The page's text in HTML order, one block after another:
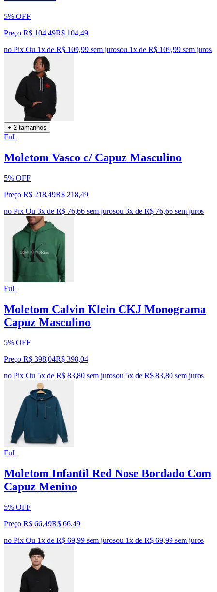
5% OFF
Preço R$ 104,49R$ 104,49
no Pix Ou 1x de R$ 109,99 sem jurosou 1x de R$ 109,99 sem juros
+ 2 tamanhos
Full
Moletom Vasco c/ Capuz Masculino
5% OFF
Preço R$ 218,49R$ 218,49
no Pix Ou 3x de R$ 76,66 sem jurosou 3x de R$ 76,66 sem juros
Full
Moletom Calvin Klein CKJ Monograma
Capuz Masculino
5% OFF
Preço R$ 398,04R$ 398,04
no Pix Ou 5x de R$ 83,80 sem jurosou 5x de R$ 83,80 sem juros
Full
Moletom Infantil Red Nose Bordado Com
Capuz Menino
5% OFF
Preço R$ 66,49R$ 66,49
no Pix Ou 1x de R$ 69,99 sem jurosou 1x de R$ 69,99 sem juros